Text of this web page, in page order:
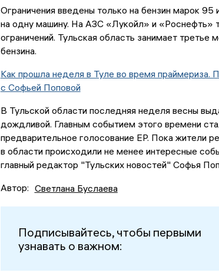
Ограничения введены только на бензин марок
на одну машину. На АЗС «Лукойл» и «Роснефть»
ограничений. Тульская область занимает третье
бензина.
Как прошла неделя в Туле во время праймериза.
с Софьей Поповой
В Тульской области последняя неделя весны
дождливой. Главным событием этого времени
предварительное голосование ЕР. Пока жители
в области происходили не менее интересные
главный редактор "Тульских новостей" Софья
Автор: Светлана Буслаева
Подписывайтесь, чтобы первыми
узнавать о важном: